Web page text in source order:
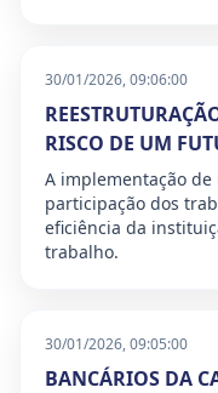
30/01/2026, 09:06:00
RISCO DE UM
A implementação
participação dos
eficiência da
trabalho.
30/01/2026, 09:05:00
BANCÁRIOS DA